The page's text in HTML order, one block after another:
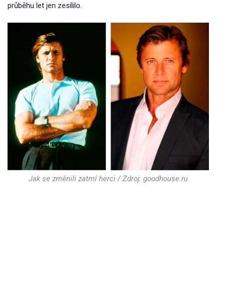
průběhu let jen zesílilo.
Jak se změnili zatmí herci / Zdroj: goodhouse.ru